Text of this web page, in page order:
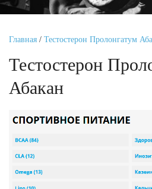
Главная / Тестостерон Пролонгатум
Тестостерон
Абакан